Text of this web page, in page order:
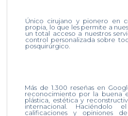
Único cirujano y pionero en
propia, lo que les permite a
un total acceso a nuestros
control personalizada sobre
posquirúrgico.
Más de 1.300 reseñas en
reconocimiento por la buena
plástica, estética y
internacional. Haciéndolo
calificaciones y opiniones